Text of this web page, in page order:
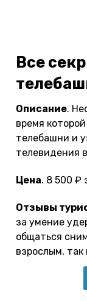
Все
Описание.
время
телебашни и
телевидения
Цена. 8 500 ₽
Отзывы
за умение
общаться
взрослым, так